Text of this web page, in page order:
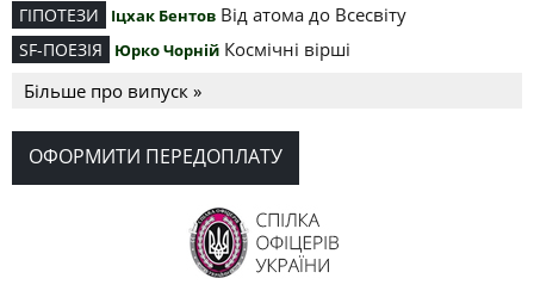
ГІПОТЕЗИ Іцхак Бентов Від атома до Всесвіту
SF-ПОЕЗІЯ Юрко Чорній Космічні вірші
Більше про випуск »
ОФОРМИТИ ПЕРЕДОПЛАТУ